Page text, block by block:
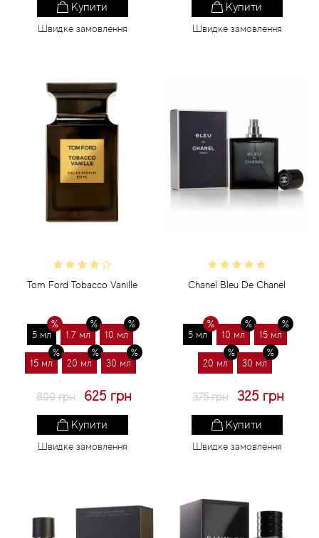
Купити
Швидке замовлення
Купити
Швидке замовлення
Tom Ford Tobacco Vanille
5 мл 1.7 мл 10 мл
15 мл 20 мл 30 мл
800 грн 625 грн
Купити
Швидке замовлення
Chanel Bleu De Chanel
5 мл 10 мл 15 мл
20 мл 30 мл
375 грн 325 грн
Купити
Швидке замовлення